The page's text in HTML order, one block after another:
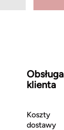
Obsługa
klienta
Koszty
dostawy